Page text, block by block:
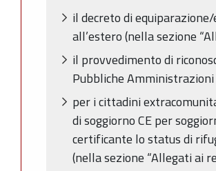
il decreto di
all’estero (nella sezione
il provvedimento di
Pubbliche
per i cittadini
di soggiorno CE per
certificante lo status di
(nella sezione “Allegati ai